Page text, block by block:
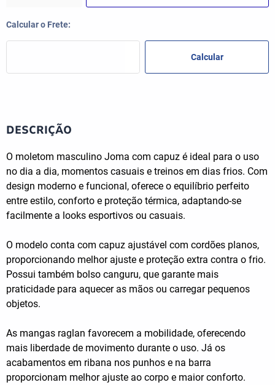
DESCRIÇÃO
O moletom masculino Joma com capuz é ideal para o uso
no dia a dia, momentos casuais e treinos em dias frios. Com
design moderno e funcional, oferece o equilíbrio perfeito
entre estilo, conforto e proteção térmica, adaptando-se
facilmente a looks esportivos ou casuais.
O modelo conta com capuz ajustável com cordões planos,
proporcionando melhor ajuste e proteção extra contra o frio.
Possui também bolso canguru, que garante mais
praticidade para aquecer as mãos ou carregar pequenos
objetos.
As mangas raglan favorecem a mobilidade, oferecendo
mais liberdade de movimento durante o uso. Já os
acabamentos em ribana nos punhos e na barra
proporcionam melhor ajuste ao corpo e maior conforto.